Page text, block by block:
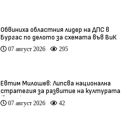
Обвиниха областния лидер на ДПС в
Бургас по делото за схемата във ВиК
07 август 2026 295
Евтим Милошев: Липсва национална
стратегия за развитие на културата
(видео)
07 август 2026 42